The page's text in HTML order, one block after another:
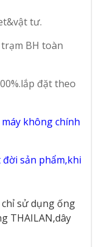
tư.
BH toàn
đặt theo
không chính
sản phẩm,khi
sử dụng ống
THAILAN,dây